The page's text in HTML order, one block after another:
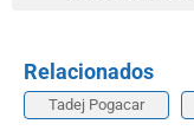
Relacionados
Tadej Pogacar